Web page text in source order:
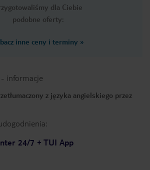
dla Ciebie
podobne oferty:
inne ceny i terminy »
- informacje
z języka angielskiego przez
24/7 + TUI App